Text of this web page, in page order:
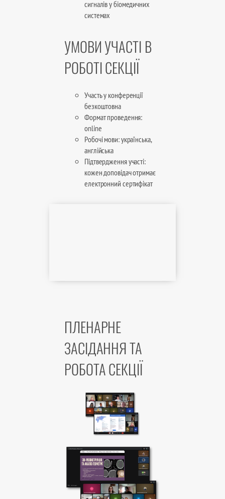
сигналів у біомедичних
системах
УМОВИ УЧАСТІ В
РОБОТІ СЕКЦІЇ
Участь у конференції
безкоштовна
Формат проведення:
online
Робочі мови: українська,
англійська
Підтвердження участі:
кожен доповідач отримає
електронний сертифікат
ПЛЕНАРНЕ
ЗАСІДАННЯ ТА
РОБОТА СЕКЦІЇ